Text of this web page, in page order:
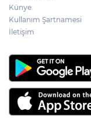
Künye
Kullanım Şartnamesi
İletişim